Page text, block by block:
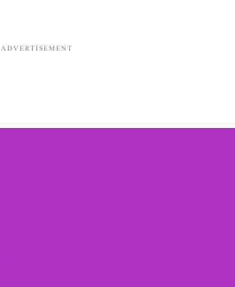
ADVERTISEMENT